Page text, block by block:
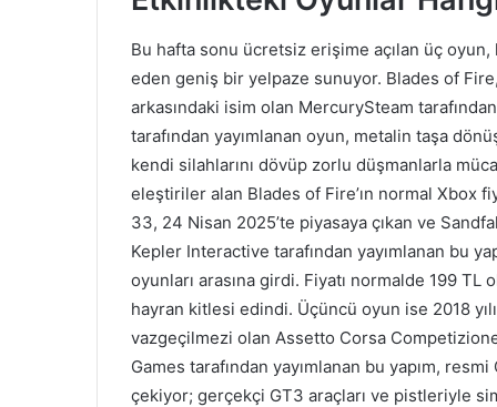
Bu hafta sonu ücretsiz erişime açılan üç
eden geniş bir yelpaze sunuyor. Blades of Fire,
arkasındaki isim olan MercurySteam
tarafından yayımlanan oyun, metalin taşa
kendi silahlarını dövüp zorlu düşmanlarla
eleştiriler alan Blades of Fire’ın normal Xbox
33, 24 Nisan 2025’te piyasaya çıkan ve
Kepler Interactive tarafından yayımlanan bu
oyunları arasına girdi. Fiyatı normalde 199
hayran kitlesi edindi. Üçüncü oyun ise 2018
vazgeçilmezi olan Assetto Corsa
Games tarafından yayımlanan bu yapım,
çekiyor; gerçekçi GT3 araçları ve pistleriyle